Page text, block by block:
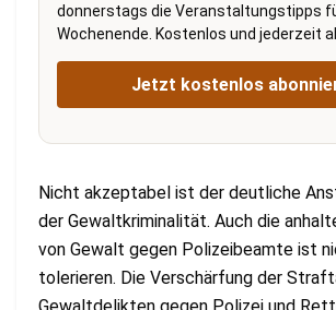
donnerstags die Veranstaltungstipps
Wochenende. Kostenlos und jederzeit
Jetzt kostenlos
Nicht akzeptabel ist der deutliche
der Gewaltkriminalität. Auch die
von Gewalt gegen Polizeibeamte ist
tolerieren. Die Verschärfung der